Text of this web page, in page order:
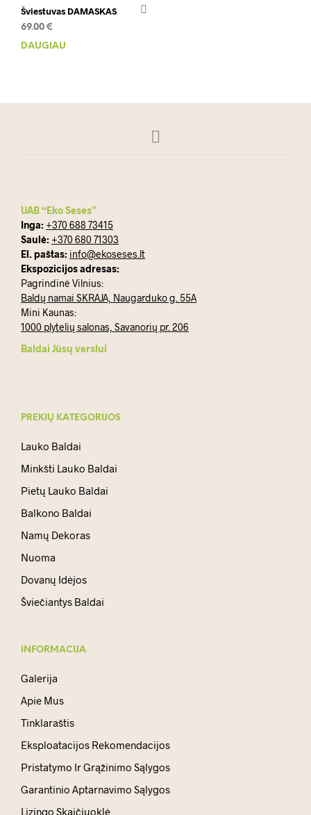
Šviestuvas DAMASKAS
69.00 €
DAUGIAU
UAB “Eko Seses”
Inga: +370 688 73415
Saulė: +370 680 71303
El. paštas: info@ekoseses.lt
Ekspozicijos adresas:
Pagrindinė Vilnius:
Baldų namai SKRAJA, Naugarduko g. 55A
Mini Kaunas:
1000 plytelių salonas, Savanorių pr. 206
Baldai Jūsų verslui
PREKIŲ KATEGORIJOS
Lauko Baldai
Minkšti Lauko Baldai
Pietų Lauko Baldai
Balkono Baldai
Namų Dekoras
Nuoma
Dovanų Idėjos
Šviečiantys Baldai
INFORMACIJA
Galerija
Apie Mus
Tinklaraštis
Eksploatacijos Rekomendacijos
Pristatymo Ir Grąžinimo Sąlygos
Garantinio Aptarnavimo Sąlygos
Lizingo Skaičiuoklė